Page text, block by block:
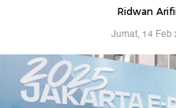
Ridwan
Jumat, 14 Feb